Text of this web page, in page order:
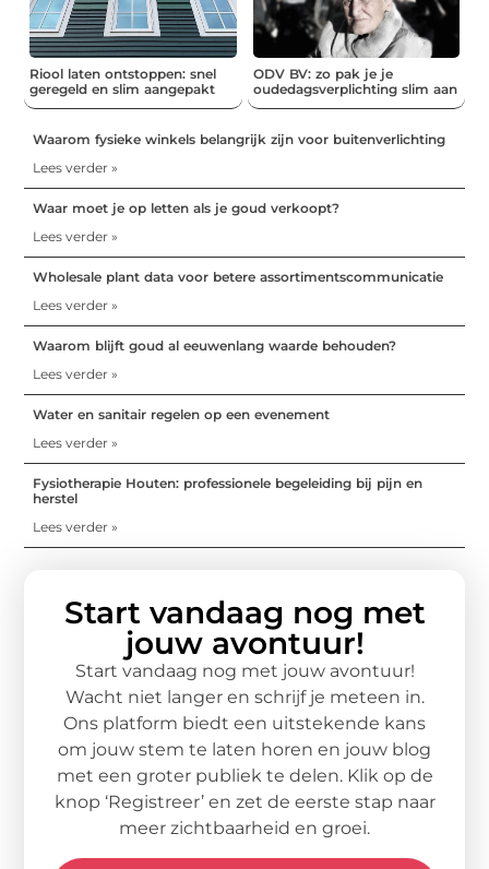
Riool laten ontstoppen: snel
geregeld en slim aangepakt
ODV BV: zo pak je je
oudedagsverplichting slim aan
Waarom fysieke winkels belangrijk zijn voor buitenverlichting
Lees verder »
Waar moet je op letten als je goud verkoopt?
Lees verder »
Wholesale plant data voor betere assortimentscommunicatie
Lees verder »
Waarom blijft goud al eeuwenlang waarde behouden?
Lees verder »
Water en sanitair regelen op een evenement
Lees verder »
Fysiotherapie Houten: professionele begeleiding bij pijn en
herstel
Lees verder »
Start vandaag nog met
jouw avontuur!
Start vandaag nog met jouw avontuur!
Wacht niet langer en schrijf je meteen in.
Ons platform biedt een uitstekende kans
om jouw stem te laten horen en jouw blog
met een groter publiek te delen. Klik op de
knop ‘Registreer’ en zet de eerste stap naar
meer zichtbaarheid en groei.